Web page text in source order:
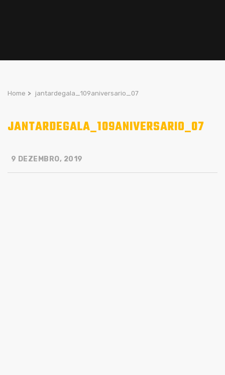
Home > jantardegala_109aniversario_07
JANTARDEGALA_109ANIVERSARIO_07
9 DEZEMBRO, 2019